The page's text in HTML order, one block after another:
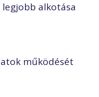
alkotása
működését